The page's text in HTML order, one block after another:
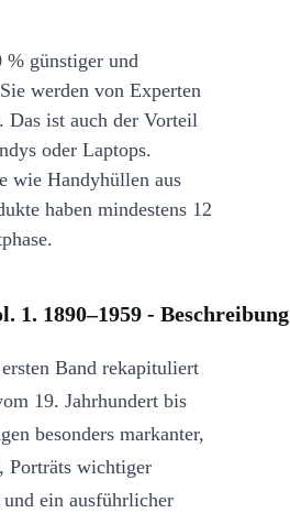
% günstiger und
werden von Experten
Das ist auch der Vorteil
oder Laptops.
wie Handyhüllen aus
haben mindestens 12
1. 1890–1959 - Beschreibung
Band rekapituliert
19. Jahrhundert bis
besonders markanter,
Porträts wichtiger
und ein ausführlicher